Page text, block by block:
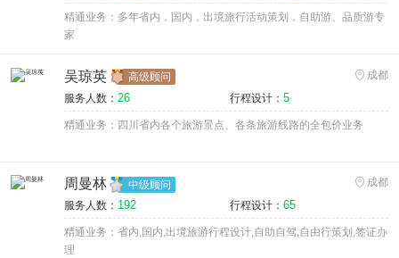
精通业务：多年省内，国内，出境旅行活动策划，自助游、品质游专
家
吴琼英 高级顾问
成都
服务人数： 26 行程设计： 5
精通业务：四川省内各个旅游景点、各条旅游线路的全包价业务
周曼林 中级顾问
成都
服务人数： 192 行程设计： 65
精通业务：省内,国内,出境旅游行程设计,自助自驾,自由行策划,签证办
理